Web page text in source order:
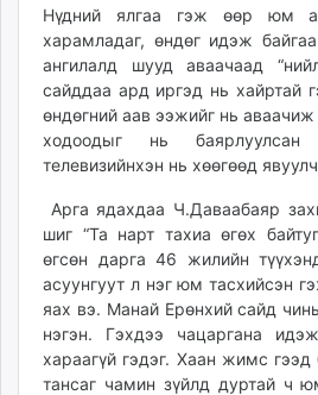
Нүдний ялгаа гэж өөр юм
харамладаг, өндөг идэж
ангилалд шууд аваачаад
сайддаа ард иргэд нь хайртай
өндөгний аав ээжийг нь аваачиж
ходоодыг нь баярлуулсан
телевизийнхэн нь хөөгөөд
Арга ядахдаа Ч.Даваабаяр
шиг “Та нарт тахиа өгөх
өгсөн дарга 46 жилийн
асуунгуут л нэг юм тасхийсэн
яах вэ. Манай Ерөнхий сайд
нэгэн. Гэхдээ чацаргана
хараагүй гэдэг. Хаан жимс гээд
тансаг чамин зүйлд дуртай ч